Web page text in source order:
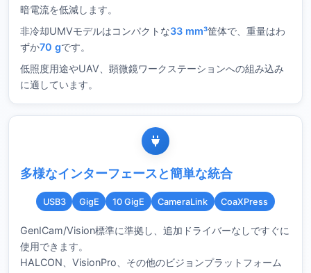
暗電流を低減します。
非冷却UMVモデルはコンパクトな33 mm³筐体で、重量はわ
ずか70 gです。
低照度用途やUAV、顕微鏡ワークステーションへの組み込み
に適しています。
多様なインターフェースと簡単な統合
USB3 GigE 10 GigE CameraLink CoaXPress
GenICam/Vision標準に準拠し、追加ドライバーなしですぐに
使用できます。
HALCON、VisionPro、その他のビジョンプラットフォーム